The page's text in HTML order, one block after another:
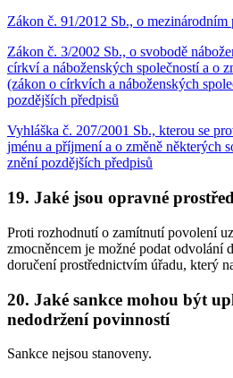
Zákon č. 91/2012 Sb., o mezinárodním
Zákon č. 3/2002 Sb., o svobodě
církví a náboženských společností a o
(zákon o církvích a náboženských
pozdějších předpisů
Vyhláška č. 207/2001 Sb., kterou se
jménu a příjmení a o změně některých
znění pozdějších předpisů
19. Jaké jsou opravné
Proti rozhodnutí o zamítnutí povolení
zmocněncem je možné podat odvolání
doručení prostřednictvím úřadu, který
20. Jaké sankce mohou být
nedodržení povinností
Sankce nejsou stanoveny.